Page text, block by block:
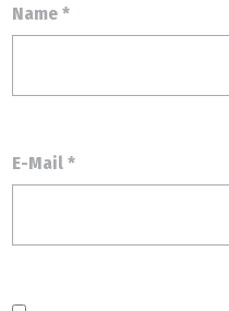
Name*
E-Mail*